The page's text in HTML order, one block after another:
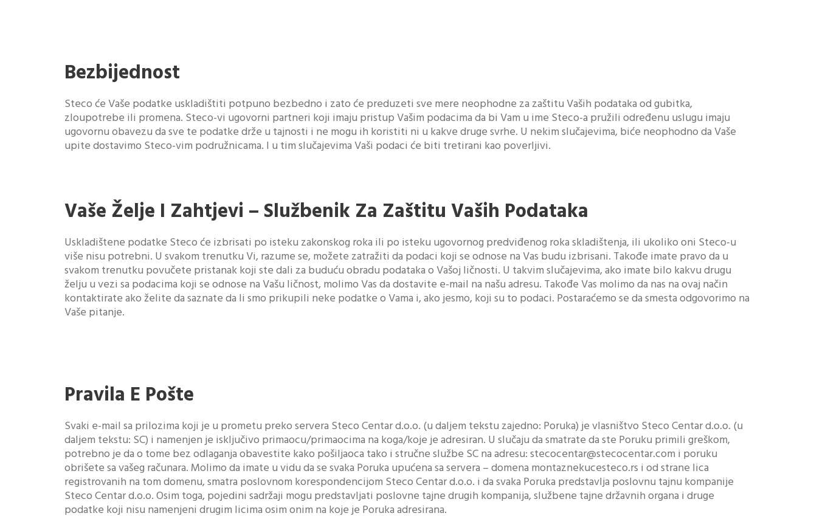
Bezbijednost
Steco će Vaše podatke uskladištiti potpuno bezbedno i zato će preduzeti sve mere neophodne za zaštitu Vaših podataka od gubitka,
zloupotrebe ili promena. Steco-vi ugovorni partneri koji imaju pristup Vašim podacima da bi Vam u ime Steco-a pružili određenu uslugu imaju
ugovornu obavezu da sve te podatke drže u tajnosti i ne mogu ih koristiti ni u kakve druge svrhe. U nekim slučajevima, biće neophodno da Vaše
upite dostavimo Steco-vim podružnicama. I u tim slučajevima Vaši podaci će biti tretirani kao poverljivi.
Vaše Želje I Zahtjevi – Službenik Za Zaštitu Vaših Podataka
Uskladištene podatke Steco će izbrisati po isteku zakonskog roka ili po isteku ugovornog predviđenog roka skladištenja, ili ukoliko oni Steco-u
više nisu potrebni. U svakom trenutku Vi, razume se, možete zatražiti da podaci koji se odnose na Vas budu izbrisani. Takođe imate pravo da u
svakom trenutku povučete pristanak koji ste dali za buduću obradu podataka o Vašoj ličnosti. U takvim slučajevima, ako imate bilo kakvu drugu
želju u vezi sa podacima koji se odnose na Vašu ličnost, molimo Vas da dostavite e-mail na našu adresu. Takođe Vas molimo da nas na ovaj način
kontaktirate ako želite da saznate da li smo prikupili neke podatke o Vama i, ako jesmo, koji su to podaci. Postaraćemo se da smesta odgovorimo na
Vaše pitanje.
Pravila E Pošte
Svaki e-mail sa prilozima koji je u prometu preko servera Steco Centar d.o.o. (u daljem tekstu zajedno: Poruka) je vlasništvo Steco Centar d.o.o. (u
daljem tekstu: SC) i namenjen je isključivo primaocu/primaocima na koga/koje je adresiran. U slučaju da smatrate da ste Poruku primili greškom,
potrebno je da o tome bez odlaganja obavestite kako pošiljaoca tako i stručne službe SC na adresu: stecocentar@stecocentar.com i poruku
obrišete sa vašeg računara. Molimo da imate u vidu da se svaka Poruka upućena sa servera – domena montaznekucesteco.rs i od strane lica
registrovanih na tom domenu, smatra poslovnom korespondencijom Steco Centar d.o.o. i da svaka Poruka predstavlja poslovnu tajnu kompanije
Steco Centar d.o.o. Osim toga, pojedini sadržaji mogu predstavljati poslovne tajne drugih kompanija, službene tajne državnih organa i druge
podatke koji nisu namenjeni drugim licima osim onim na koje je Poruka adresirana.